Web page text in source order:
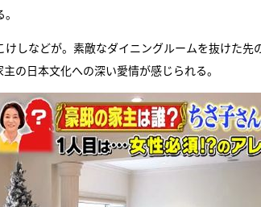
しなどが。素敵なダイニングルームを抜けた先
の日本文化への深い愛情が感じられる。